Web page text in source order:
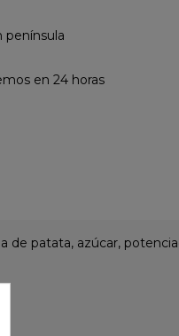
península
en 24 horas
de patata, azúcar,